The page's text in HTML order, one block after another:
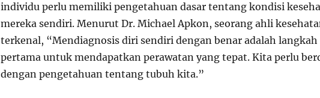
individu perlu memiliki pengetahuan dasar tentang kondisi
mereka sendiri. Menurut Dr. Michael Apkon, seorang ahli
terkenal, “Mendiagnosis diri sendiri dengan benar adalah langkah
pertama untuk mendapatkan perawatan yang tepat. Kita perlu
dengan pengetahuan tentang tubuh kita.”